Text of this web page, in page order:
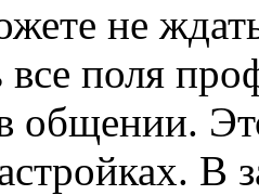
не
все поля
общении.
В